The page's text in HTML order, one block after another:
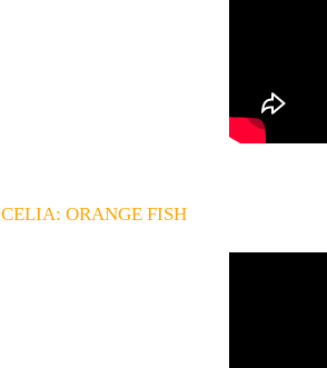
CELIA: ORANGE FISH